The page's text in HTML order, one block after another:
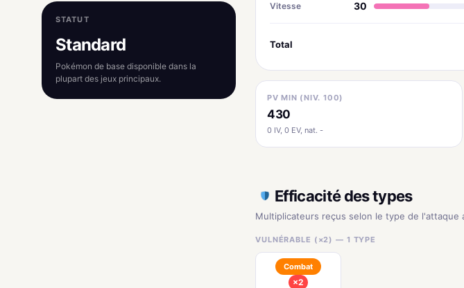
STATUT
Standard
Pokémon de base disponible dans la
plupart des jeux principaux.
Vitesse 30
Total
PV MIN (NIV. 100)
430
0 IV, 0 EV, nat. -
Efficacité des types
Multiplicateurs reçus selon le type de l'attaque
VULNÉRABLE (×2) — 1 TYPE
Combat
×2